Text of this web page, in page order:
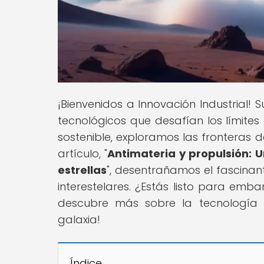
¡Bienvenidos a Innovación
tecnológicos que desafían los
sostenible, exploramos las fronteras
artículo, "Antimateria y propulsión:
estrellas", desentrañamos el
interestelares. ¿Estás listo para
descubre más sobre la
galaxia!